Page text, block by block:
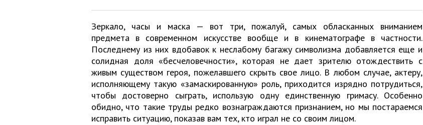
Зеркало, часы и маска — вот три, пожалуй, самых обласканных вниманием
предмета в современном искусстве вообще и в кинематографе в частности.
Последнему из них вдобавок к неслабому багажу символизма добавляется еще и
солидная доля «бесчеловечности», которая не дает зрителю отождествить с
живым существом героя, пожелавшего скрыть свое лицо. В любом случае, актеру,
исполняющему такую «замаскированную» роль, приходится изрядно потрудиться,
чтобы достоверно сыграть, использую одну единственную гримасу. Особенно
обидно, что такие труды редко вознаграждаются признанием, но мы постараемся
исправить ситуацию, показав вам тех, кто играл не со своим лицом.